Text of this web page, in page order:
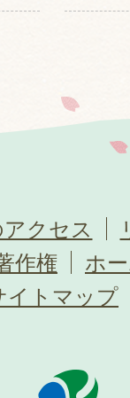
クセス
作権
ホ
イトマップ